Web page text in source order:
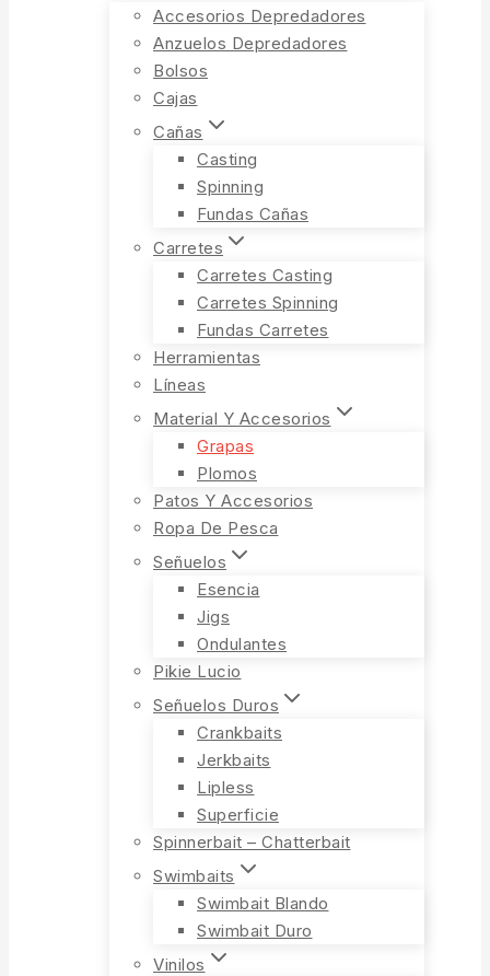
Accesorios Depredadores
Anzuelos Depredadores
Bolsos
Cajas
Cañas
Casting
Spinning
Fundas Cañas
Carretes
Carretes Casting
Carretes Spinning
Fundas Carretes
Herramientas
Líneas
Material Y Accesorios
Grapas
Plomos
Patos Y Accesorios
Ropa De Pesca
Señuelos
Esencia
Jigs
Ondulantes
Pikie Lucio
Señuelos Duros
Crankbaits
Jerkbaits
Lipless
Superficie
Spinnerbait – Chatterbait
Swimbaits
Swimbait Blando
Swimbait Duro
Vinilos